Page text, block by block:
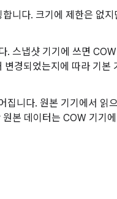
니다. 크기에 제한은 없
. 스냅샷 기기에 쓰면
경되었는지에 따라 기본
집니다. 원본 기기에서 읽
본 데이터는 COW 기기